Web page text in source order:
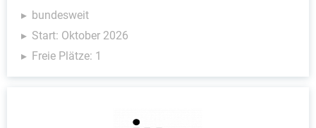
bundesweit
Start: Oktober 2026
Freie Plätze: 1